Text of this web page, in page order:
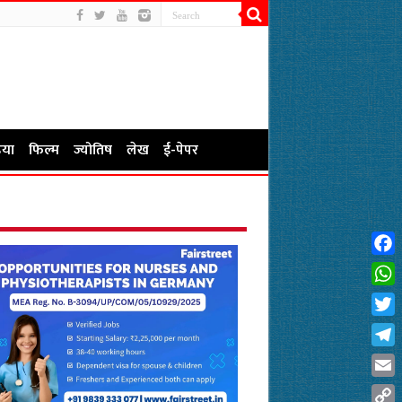
फिल्म ज्योतिष लेख ई-पेपर